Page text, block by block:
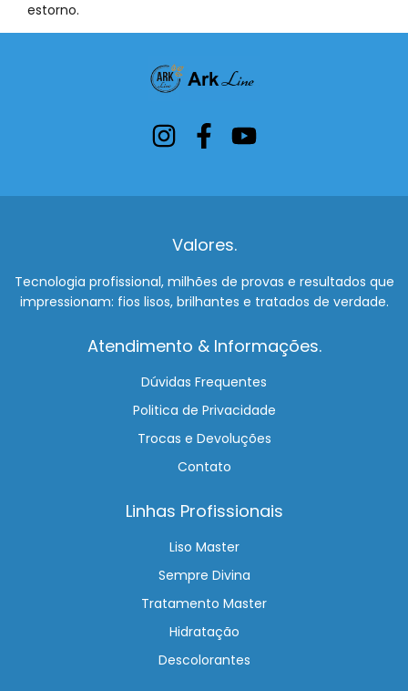
estorno.
Valores.
Tecnologia profissional, milhões de provas e resultados que
impressionam: fios lisos, brilhantes e tratados de verdade.
Atendimento & Informações.
Dúvidas Frequentes
Politica de Privacidade
Trocas e Devoluções
Contato
Linhas Profissionais
Liso Master
Sempre Divina
Tratamento Master
Hidratação
Descolorantes